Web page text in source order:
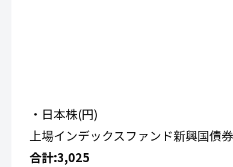
・日本株(円)
上場インデックスファンド新興国債
合計:3,025